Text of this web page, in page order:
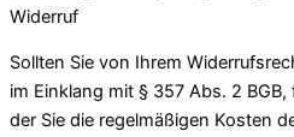
Widerruf
Sollten Sie von Ihrem
im Einklang mit § 357 Abs. 2
der Sie die regelmäßigen Kosten